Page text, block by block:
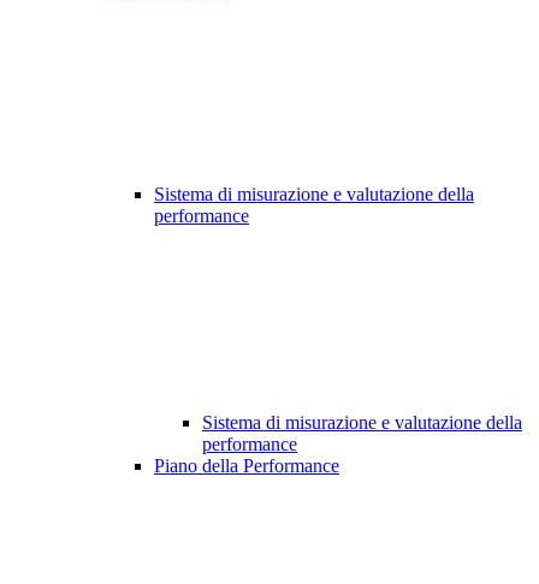
Sistema di misurazione e valutazione della
performance
Sistema di misurazione e valutazione della
performance
Piano della Performance